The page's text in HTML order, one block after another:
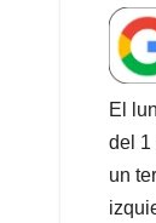
a
t
s
A
p
p
El
del 1
un